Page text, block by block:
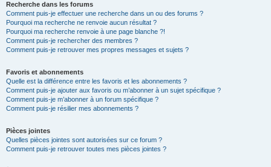
Recherche dans les forums
Comment puis-je effectuer une recherche dans un ou des forums ?
Pourquoi ma recherche ne renvoie aucun résultat ?
Pourquoi ma recherche renvoie à une page blanche ?!
Comment puis-je rechercher des membres ?
Comment puis-je retrouver mes propres messages et sujets ?
Favoris et abonnements
Quelle est la différence entre les favoris et les abonnements ?
Comment puis-je ajouter aux favoris ou m’abonner à un sujet spécifique ?
Comment puis-je m’abonner à un forum spécifique ?
Comment puis-je résilier mes abonnements ?
Pièces jointes
Quelles pièces jointes sont autorisées sur ce forum ?
Comment puis-je retrouver toutes mes pièces jointes ?